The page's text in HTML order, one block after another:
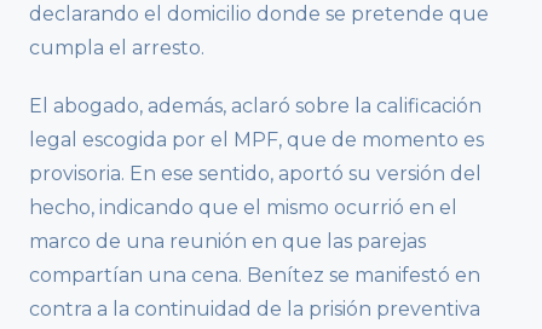
declarando el domicilio donde se pretende que
cumpla el arresto.
El abogado, además, aclaró sobre la calificación
legal escogida por el MPF, que de momento es
provisoria. En ese sentido, aportó su versión del
hecho, indicando que el mismo ocurrió en el
marco de una reunión en que las parejas
compartían una cena. Benítez se manifestó en
contra a la continuidad de la prisión preventiva